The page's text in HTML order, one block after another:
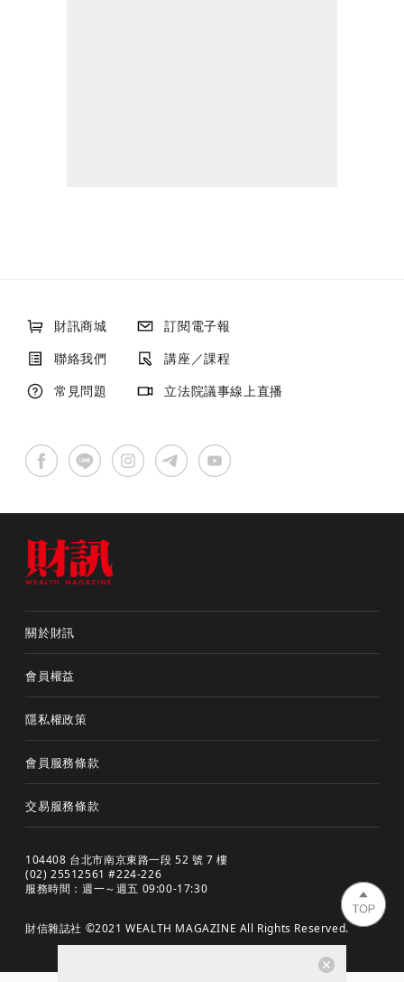
財訊商城
訂閱電子報
聯絡我們
講座／課程
常見問題
立法院議事線上直播
關於財訊
會員權益
隱私權政策
會員服務條款
交易服務條款
104408 台北市南京東路一段 52 號 7 樓
(02) 25512561 #224-226
服務時間：週一～週五 09:00-17:30
財信雜誌社 ©2021 WEALTH MAGAZINE All Rights Reserved.